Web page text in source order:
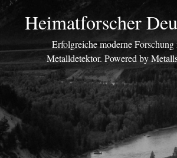
Heimatforscher
Erfolgreiche moderne Forschung
Metalldetektor. Powered by